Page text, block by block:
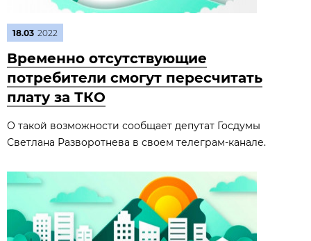
18.03 2022
Временно отсутствующие
потребители смогут пересчитать
плату за ТКО
О такой возможности сообщает депутат Госдумы
Светлана Разворотнева в своем телеграм-канале.